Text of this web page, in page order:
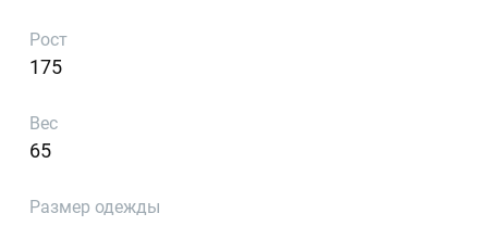
Рост
175
Вес
65
Размер одежды